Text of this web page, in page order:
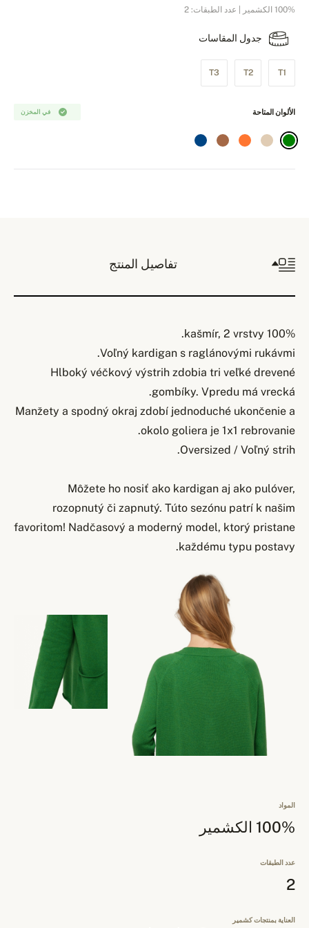
100% الكشمير | عدد الطبقات: 2
جدول المقاسات
T1
T2
T3
في المخزن الألوان المتاحة
تفاصيل المنتج
100% kašmír, 2 vrstvy.
Voľný kardigan s raglánovými rukávmi.
Hlboký véčkový výstrih zdobia tri veľké drevené
gombíky. Vpredu má vrecká.
Manžety a spodný okraj zdobí jednoduché ukončenie a
okolo goliera je 1x1 rebrovanie.
Oversized / Voľný strih.
Môžete ho nosiť ako kardigan aj ako pulóver,
rozopnutý či zapnutý. Túto sezónu patrí k našim
favoritom! Nadčasový a moderný model, ktorý pristane
každému typu postavy.
المواد
100% الكشمير
عدد الطبقات
2
العناية بمنتجات كشمير